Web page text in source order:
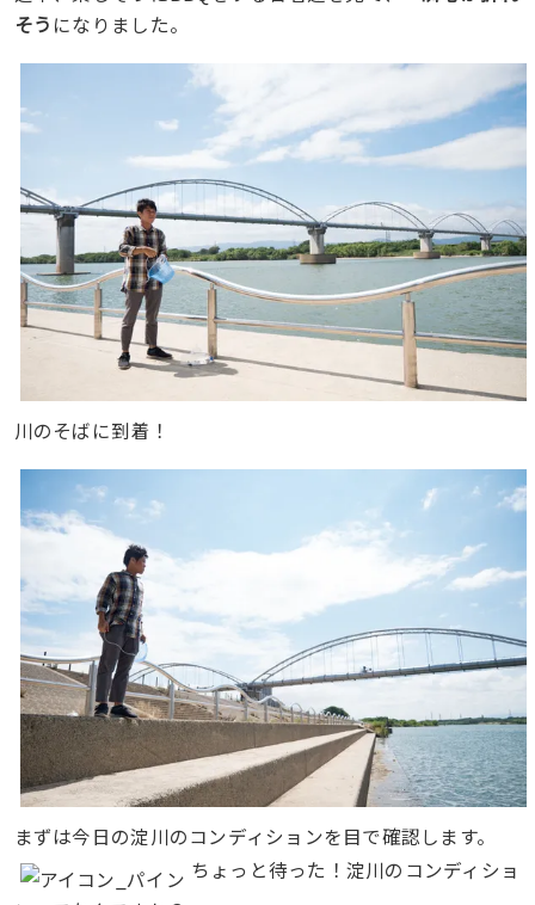
そう になりました。
川のそばに到着！
まずは今日の淀川のコンディションを目で確認します。
ちょっと待った！淀川のコンディショ